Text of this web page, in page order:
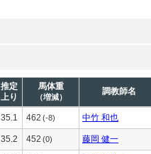
推定
上り
馬体重
（増減）
調教師名
35.1 462 (-8) 中竹 和也
35.2 452 (0) 藤岡 健一